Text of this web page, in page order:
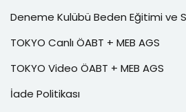
Deneme Kulübü Beden Eğitimi ve
TOKYO Canlı ÖABT + MEB AGS
TOKYO Video ÖABT + MEB AGS
İade Politikası